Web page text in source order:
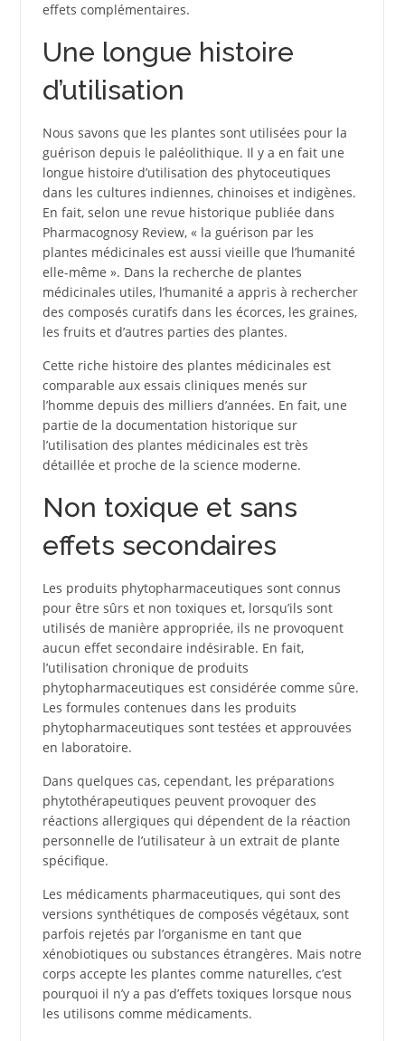
effets complémentaires.
Une longue histoire
d’utilisation
Nous savons que les plantes sont utilisées pour la
guérison depuis le paléolithique. Il y a en fait une
longue histoire d’utilisation des phytoceutiques
dans les cultures indiennes, chinoises et indigènes.
En fait, selon une revue historique publiée dans
Pharmacognosy Review, « la guérison par les
plantes médicinales est aussi vieille que l’humanité
elle-même ». Dans la recherche de plantes
médicinales utiles, l’humanité a appris à rechercher
des composés curatifs dans les écorces, les graines,
les fruits et d’autres parties des plantes.
Cette riche histoire des plantes médicinales est
comparable aux essais cliniques menés sur
l’homme depuis des milliers d’années. En fait, une
partie de la documentation historique sur
l’utilisation des plantes médicinales est très
détaillée et proche de la science moderne.
Non toxique et sans
effets secondaires
Les produits phytopharmaceutiques sont connus
pour être sûrs et non toxiques et, lorsqu’ils sont
utilisés de manière appropriée, ils ne provoquent
aucun effet secondaire indésirable. En fait,
l’utilisation chronique de produits
phytopharmaceutiques est considérée comme sûre.
Les formules contenues dans les produits
phytopharmaceutiques sont testées et approuvées
en laboratoire.
Dans quelques cas, cependant, les préparations
phytothérapeutiques peuvent provoquer des
réactions allergiques qui dépendent de la réaction
personnelle de l’utilisateur à un extrait de plante
spécifique.
Les médicaments pharmaceutiques, qui sont des
versions synthétiques de composés végétaux, sont
parfois rejetés par l’organisme en tant que
xénobiotiques ou substances étrangères. Mais notre
corps accepte les plantes comme naturelles, c’est
pourquoi il n’y a pas d’effets toxiques lorsque nous
les utilisons comme médicaments.